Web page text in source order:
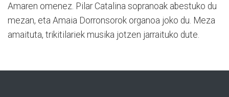
Amaren omenez. Pilar Catalina sopranoak abestuko du
mezan, eta Amaia Dorronsorok organoa joko du. Meza
amaituta, trikitilariek musika jotzen jarraituko dute.